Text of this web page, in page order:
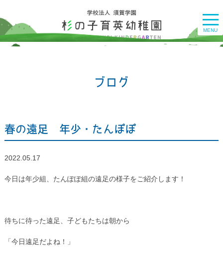
MENU
ブログ
春の遠足 年少・たんぽぽ
2022.05.17
今日は年少組、たんぽぽ組の遠足の様子をご紹介します！
待ちに待った遠足、子どもたちは朝から
「今日遠足だよね！」